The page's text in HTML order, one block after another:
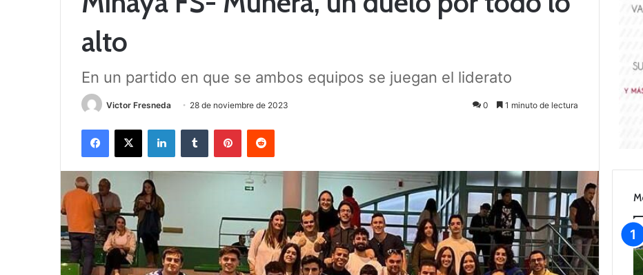
alto
En un partido en que se ambos equipos se juegan el liderato
Victor Fresneda 28 de noviembre de 2023 0 1 minuto de lectura